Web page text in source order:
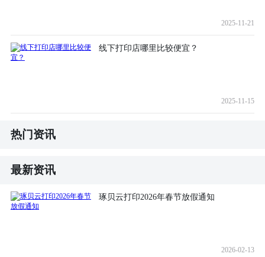
2025-11-21
线下打印店哪里比较便宜？
2025-11-15
热门资讯
最新资讯
琢贝云打印2026年春节放假通知
2026-02-13